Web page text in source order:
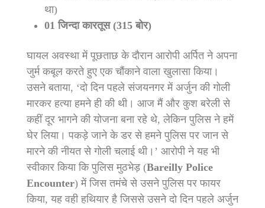
था)
01 जिन्दा कारतूस (315 बोर)
घायल अवस्था में पूछताछ के दौरान आरोपी अर्पित ने अपना
जुर्म कबूल करते हुए एक चौंकाने वाला खुलासा किया।
उसने बताया, ‘दो दिन पहले संजयनगर में अर्जुन की गोली
मारकर हत्या हमने ही की थी। आज मैं और कुश बरेली से
कहीं दूर भागने की योजना बना रहे थे, लेकिन पुलिस ने हमें
घेर लिया। पकड़े जाने के डर से हमने पुलिस पर जान से
मारने की नीयत से गोली चलाई थी।’ आरोपी ने यह भी
स्वीकार किया कि पुलिस मुठभेड़ (Bareilly Police
Encounter) में जिस तमंचे से उसने पुलिस पर फायर
किया, यह वही हथियार है जिससे उसने दो दिन पहले अर्जुन